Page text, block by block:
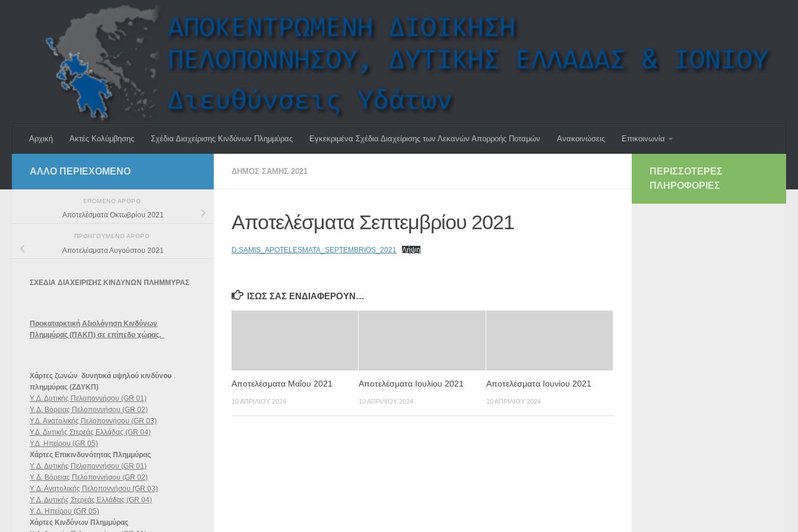
Αρχική Ακτές Κολύμβησης Σχέδια Διαχείρισης Κινδύνων Πλημμύρας Εγκεκριμένα Σχέδια Διαχείρισης των Λεκανών Απορροής Ποταμών Ανακοινώσεις Επικοινωνία
ΔΗΜΟΣ ΣΑΜΗΣ 2021
Αποτελέσματα Σεπτεμβρίου 2021
D.SAMIS_APOTELESMATA_SEPTEMBRIOS_2021 Λήψη
ΊΣΩΣ ΣΑΣ ΕΝΔΙΑΦΈΡΟΥΝ…
Αποτελέσματα Μαΐου 2021
10 ΑΠΡΙΛΊΟΥ 2024
Αποτελέσματα Ιουλίου 2021
10 ΑΠΡΙΛΊΟΥ 2024
Αποτελέσματα Ιουνίου 2021
10 ΑΠΡΙΛΊΟΥ 2024
ΆΛΛΟ ΠΕΡΙΕΧΟΜΕΝΟ
ΕΠΌΜΕΝΟ ΆΡΘΡΟ
Αποτελέσματα Οκτωβρίου 2021
ΠΡΟΗΓΟΎΜΕΝΟ ΆΡΘΡΟ
Αποτελέσματα Αυγούστου 2021
ΣΧΕΔΙΑ ΔΙΑΧΕΙΡΙΣΗΣ ΚΙΝΔΥΝΩΝ ΠΛΗΜΜΥΡΑΣ
Προκαταρκτική Αξιολόγηση Κινδύνων
Πλημμύρας (ΠΑΚΠ) σε επίπεδο χώρας.
Χάρτες ζωνών δυνητικά υψηλού κινδύνου
πλημμύρας (ΖΔΥΚΠ)
Υ. Δ. Δυτικής Πελοποννήσου (GR 01)
Υ. Δ. Βόρειας Πελοποννήσου (GR 02)
Υ.Δ. Ανατολικής Πελοποννήσου (GR 03)
Υ.Δ. Δυτικής Στερεάς Ελλάδας (GR 04)
Υ.Δ. Ηπείρου (GR 05)
Χάρτες Επικινδυνότητας Πλημμύρας
Υ. Δ. Δυτικής Πελοποννήσου (GR 01)
Υ. Δ. Βόρειας Πελοποννήσου (GR 02)
Υ. Δ. Ανατολικής Πελοποννήσου (GR 03)
Υ. Δ. Δυτικής Στερεάς Ελλάδας (GR 04)
Υ. Δ. Ηπείρου (GR 05)
Χάρτες Κινδύνων Πλημμύρας
ΠΕΡΙΣΣΌΤΕΡΕΣ
ΠΛΗΡΟΦΟΡΊΕΣ